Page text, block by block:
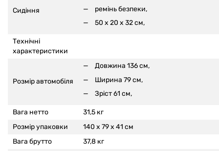
Сидіння
ремінь безпеки,
50 x 20 x 32 см,
Технічні
характеристики
Розмір автомобіля
Довжина 136 см,
Ширина 79 см,
Зріст 61 см,
Вага нетто
31,5 кг
Розмір упаковки
140 x 79 x 41 см
Вага брутто
37,8 кг